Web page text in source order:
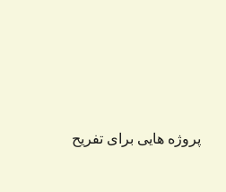
پروژه هایی برای تفریح